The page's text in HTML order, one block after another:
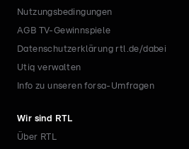
Nutzungsbedingungen
AGB TV-Gewinnspiele
Datenschutzerklärung rtl.de/dabei
Utiq verwalten
Info zu unseren forsa-Umfragen
Wir sind RTL
Über RTL